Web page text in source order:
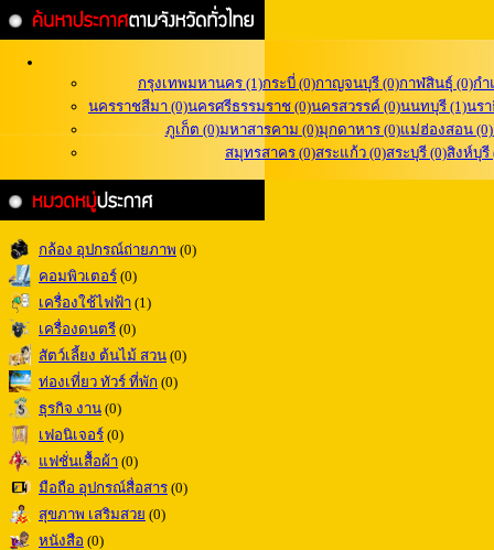
กรุงเทพมหานคร (1)กระบี่ (0)กาญจนบุรี (0)กาฬสินธุ์ (0)กำ
นครราชสีมา (0)นครศรีธรรมราช (0)นครสวรรค์ (0)นนทบุรี (1)นรา
ภูเก็ต (0)มหาสารคาม (0)มุกดาหาร (0)แม่ฮ่องสอน (0)
สมุทรสาคร (0)สระแก้ว (0)สระบุรี (0)สิงห์บุรี
กล้อง อุปกรณ์ถ่ายภาพ (0)
คอมพิวเตอร์ (0)
เครื่องใช้ไฟฟ้า (1)
เครื่องดนตรี (0)
สัตว์เลี้ยง ต้นไม้ สวน (0)
ท่องเที่ยว ทัวร์ ที่พัก (0)
ธุรกิจ งาน (0)
เฟอนิเจอร์ (0)
แฟชั่นเสื้อผ้า (0)
มือถือ อุปกรณ์สื่อสาร (0)
สุขภาพ เสริมสวย (0)
หนังสือ (0)